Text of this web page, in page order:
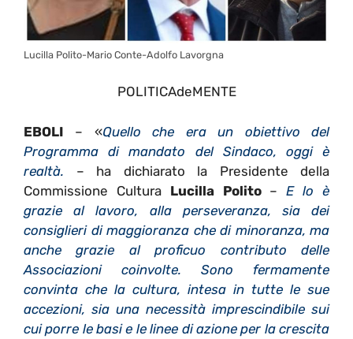
Lucilla Polito-Mario Conte-Adolfo Lavorgna
POLITICAdeMENTE
EBOLI – «Quello che era un obiettivo del
Programma di mandato del Sindaco, oggi è
realtà. – ha dichiarato la Presidente della
Commissione Cultura Lucilla Polito–E lo è
grazie al lavoro, alla perseveranza, sia dei
consiglieri di maggioranza che di minoranza, ma
anche grazie al proficuo contributo delle
Associazioni coinvolte. Sono fermamente
convinta che la cultura, intesa in tutte le sue
accezioni, sia una necessità imprescindibile sui
cui porre le basi e le linee di azione per la crescita